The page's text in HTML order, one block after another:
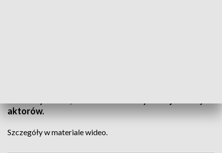
aktorów.
Szczegóły w materiale wideo.